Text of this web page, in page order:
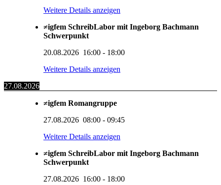
Weitere Details anzeigen
≠igfem SchreibLabor mit Ingeborg Bachmann
Schwerpunkt
20.08.2026 16:00 - 18:00
Weitere Details anzeigen
27.08.2026
≠igfem Romangruppe
27.08.2026 08:00 - 09:45
Weitere Details anzeigen
≠igfem SchreibLabor mit Ingeborg Bachmann
Schwerpunkt
27.08.2026 16:00 - 18:00